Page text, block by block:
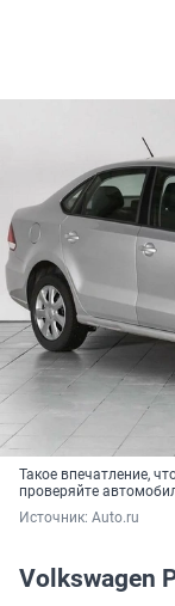
Такое впечатление,
проверяйте
Источник: Auto.ru
Volkswagen